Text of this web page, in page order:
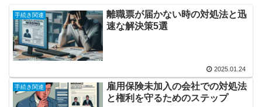
手続き関連
離職票が届かない時の対処法と迅
速な解決策5選
2025.01.24
手続き関連
雇用保険未加入の会社での対処法
と権利を守るためのステップ